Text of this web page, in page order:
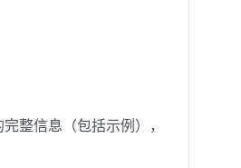
整信息（包括示例），